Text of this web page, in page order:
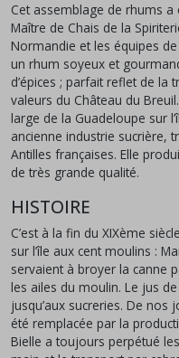
Cet assemblage de rhums
Maître de Chais de la
Normandie et les équipes
un rhum soyeux et
d’épices ; parfait reflet de la
valeurs du Château du
large de la Guadeloupe sur
ancienne industrie sucrière,
Antilles françaises. Elle
de très grande qualité.
HISTOIRE
C’est à la fin du XIXème
sur l’île aux cent moulins :
servaient à broyer la canne
les ailes du moulin. Le jus
jusqu’aux sucreries. De nos
été remplacée par la
Bielle a toujours perpétué